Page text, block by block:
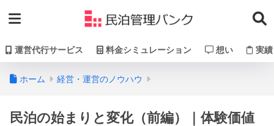
運営代行サービス 料金シミュレーション 想い 実績
ホーム 経営・運営のノウハウ
民泊の始まりと変化（前編）｜体験価値